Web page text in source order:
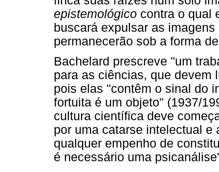
epistemológico contra o qual
buscará expulsar as
permanecerão sob a forma
Bachelard prescreve "um
para as ciências, que devem
pois elas "contêm o sinal do
fortuita é um objeto" (1937/
cultura científica deve
por uma catarse intelectual e
qualquer empenho de
é necessário uma